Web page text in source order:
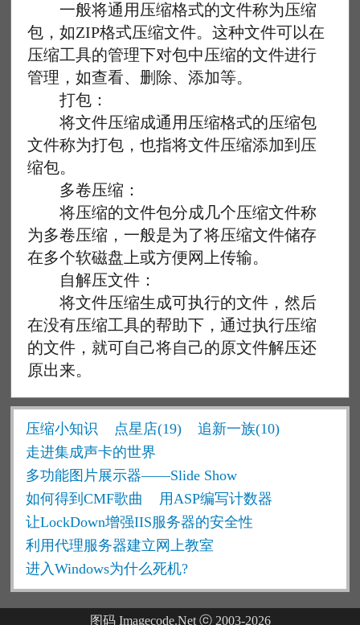
一般将通用压缩格式的文件称为压缩
包，如ZIP格式压缩文件。这种文件可以在
压缩工具的管理下对包中压缩的文件进行
管理，如查看、删除、添加等。
打包：
将文件压缩成通用压缩格式的压缩包
文件称为打包，也指将文件压缩添加到压
缩包。
多卷压缩：
将压缩的文件包分成几个压缩文件称
为多卷压缩，一般是为了将压缩文件储存
在多个软磁盘上或方便网上传输。
自解压文件：
将文件压缩生成可执行的文件，然后
在没有压缩工具的帮助下，通过执行压缩
的文件，就可自己将自己的原文件解压还
原出来。
压缩小知识 点星店(19)
追新一族(10)
走进集成声卡的世界
多功能图片展示器——Slide Show
如何得到CMF歌曲
用ASP编写计数器
让LockDown增强IIS服务器的安全性
利用代理服务器建立网上教室
进入Windows为什么死机?
图码 Imagecode.Net ⓒ 2003-2026